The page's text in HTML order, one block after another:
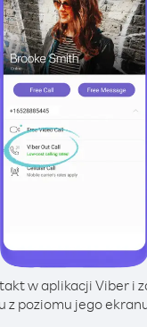
w aplikacji Viber i
z poziomu jego